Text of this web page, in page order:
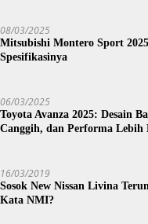
08/03/2025
Mitsubishi Montero Sport
Spesifikasinya
06/03/2025
Toyota Avanza 2025: Desain
Canggih, dan Performa Lebih
16/03/2019
Sosok New Nissan Livina
Kata NMI?